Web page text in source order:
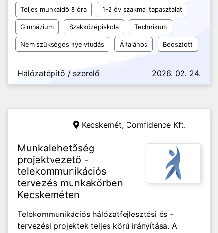
Teljes munkaidő 8 óra 1-2 év szakmai tapasztalat
Gimnázium Szakközépiskola Technikum
Nem szükséges nyelvtudás Általános Beosztott
Hálózatépítő / szerelő 2026. 02. 24.
Kecskemét, Comfidence Kft.
Munkalehetőség
projektvezető -
telekommunikációs
tervezés munkakörben
Kecskeméten
Telekommunikációs hálózatfejlesztési és -
tervezési projektek teljes körű irányítása. A